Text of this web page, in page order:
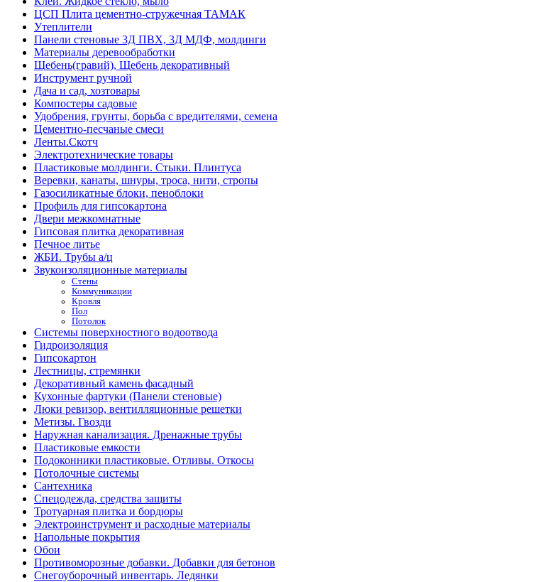
ЦСП Плита цементно-стружечная ТАМАК
Утеплители
Панели стеновые 3Д ПВХ, 3Д МДФ, молдинги
Материалы деревообработки
Щебень(гравий), Щебень декоративный
Инструмент ручной
Дача и сад, хозтовары
Компостеры садовые
Удобрения, грунты, борьба с вредителями, семена
Цементно-песчаные смеси
Ленты.Скотч
Электротехнические товары
Пластиковые молдинги. Стыки. Плинтуса
Веревки, канаты, шнуры, троса, нити, стропы
Газосиликатные блоки, пеноблоки
Профиль для гипсокартона
Двери межкомнатные
Гипсовая плитка декоративная
Печное литье
ЖБИ. Трубы а/ц
Звукоизоляционные материалы
Стены
Коммуникации
Кровля
Пол
Потолок
Системы поверхностного водоотвода
Гидроизоляция
Гипсокартон
Лестницы, стремянки
Декоративный камень фасадный
Кухонные фартуки (Панели стеновые)
Люки ревизор, вентилляционные решетки
Метизы. Гвозди
Наружная канализация. Дренажные трубы
Пластиковые емкости
Подоконники пластиковые. Отливы. Откосы
Потолочные системы
Сантехника
Спецодежда, средства защиты
Тротуарная плитка и бордюры
Электроинструмент и расходные материалы
Напольные покрытия
Обои
Противоморозные добавки. Добавки для бетонов
Снегоуборочный инвентарь. Ледянки